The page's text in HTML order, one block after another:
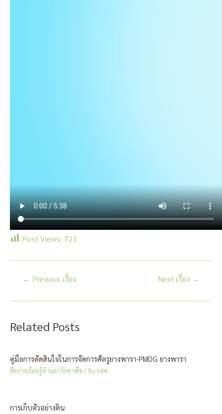
Post Views: 721
แนะแนว
← Previous เรื่อง Next เรื่อง →
Related Posts
คู่มือการตัดสินใจในการจัดการศัตรูยางพารา-PMDG ยางพารา
สื่อการเรียนรู้ด้านอารักขาพืช / Byกสช.
การเก็บตัวอย่างดิน